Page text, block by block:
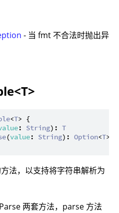
- 当 fmt 不合法时抛出异
<T> {
: String): T
(value: String): Option<T>
法，以支持将字符串解析为
两套方法，parse 方法